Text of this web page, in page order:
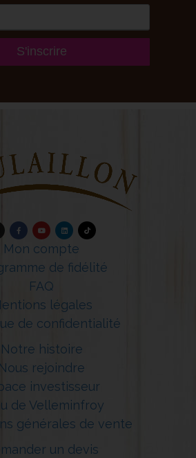
S'inscrire
Mon compte
de fidélité
FAQ
légales
de confidentialité
Notre histoire
Nous rejoindre
investisseur
de Velleminfroy
générales de vente
un devis